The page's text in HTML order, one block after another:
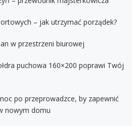
– jak utrzymać porządek?
w przestrzeni biurowej
puchowa 160×200 poprawi Twój
po przeprowadzce, by zapewnić
nowym domu